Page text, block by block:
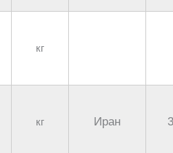
кг
кг Иран